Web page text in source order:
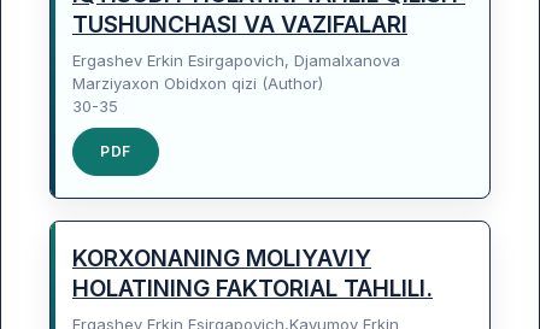
TUSHUNCHASI VA VAZIFALARI
Ergashev Erkin Esirgapovich, Djamalxanova
Marziyaxon Obidxon qizi (Author)
30-35
PDF
KORXONANING MOLIYAVIY
HOLATINING FAKTORIAL TAHLILI.
Ergashev Erkin Esirgapovich,Kayumov Erkin